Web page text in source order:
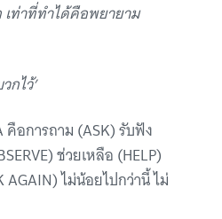
ท่าที่ทำได้คือพยายาม
กไว้’
คือการถาม (ASK) รับฟัง
ช่วยเหลือ (HELP)
ไม่น้อยไปกว่านี้ ไม่